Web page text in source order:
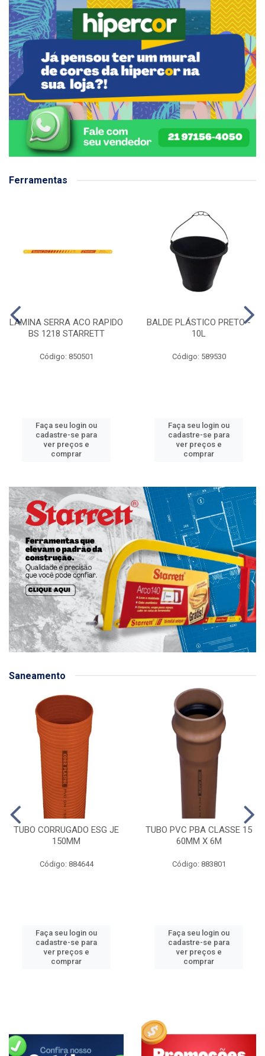
Ferramentas
LAMINA SERRA ACO RAPIDO
BS 1218 STARRETT
Código: 850501
Faça seu login ou
cadastre-se para
ver preços e
comprar
BALDE PLÁSTICO PRETO -
10L
Código: 589530
Faça seu login ou
cadastre-se para
ver preços e
comprar
Saneamento
TUBO CORRUGADO ESG JE
150MM
Código: 884644
Faça seu login ou
cadastre-se para
ver preços e
comprar
TUBO PVC PBA CLASSE 15
60MM X 6M
Código: 883801
Faça seu login ou
cadastre-se para
ver preços e
comprar